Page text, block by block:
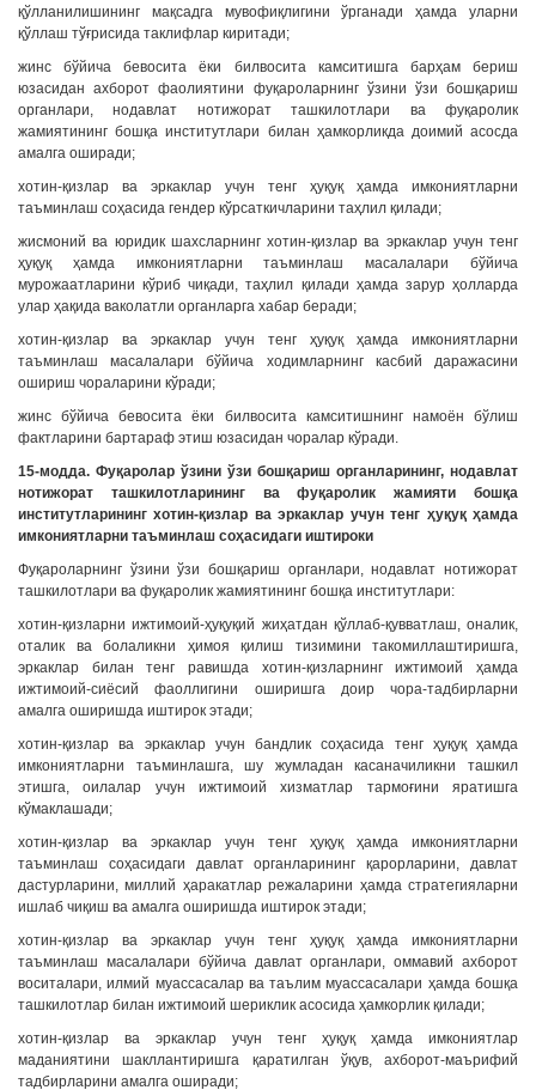
қўлланилишининг мақсадга мувофиқлигини ўрганади ҳамда уларни
қўллаш тўғрисида таклифлар киритади;
жинс бўйича бевосита ёки билвосита камситишга барҳам бериш
юзасидан ахборот фаолиятини фуқароларнинг ўзини ўзи бошқариш
органлари, нодавлат нотижорат ташкилотлари ва фуқаролик
жамиятининг бошқа институтлари билан ҳамкорликда доимий асосда
амалга оширади;
хотин-қизлар ва эркаклар учун тенг ҳуқуқ ҳамда имкониятларни
таъминлаш соҳасида гендер кўрсаткичларини таҳлил қилади;
жисмоний ва юридик шахсларнинг хотин-қизлар ва эркаклар учун тенг
ҳуқуқ ҳамда имкониятларни таъминлаш масалалари бўйича
мурожаатларини кўриб чиқади, таҳлил қилади ҳамда зарур ҳолларда
улар ҳақида ваколатли органларга хабар беради;
хотин-қизлар ва эркаклар учун тенг ҳуқуқ ҳамда имкониятларни
таъминлаш масалалари бўйича ходимларнинг касбий даражасини
ошириш чораларини кўради;
жинс бўйича бевосита ёки билвосита камситишнинг намоён бўлиш
фактларини бартараф этиш юзасидан чоралар кўради.
15-модда. Фуқаролар ўзини ўзи бошқариш органларининг, нодавлат
нотижорат ташкилотларининг ва фуқаролик жамияти бошқа
институтларининг хотин-қизлар ва эркаклар учун тенг ҳуқуқ ҳамда
имкониятларни таъминлаш соҳасидаги иштироки
Фуқароларнинг ўзини ўзи бошқариш органлари, нодавлат нотижорат
ташкилотлари ва фуқаролик жамиятининг бошқа институтлари:
хотин-қизларни ижтимоий-ҳуқуқий жиҳатдан қўллаб-қувватлаш, оналик,
оталик ва болаликни ҳимоя қилиш тизимини такомиллаштиришга,
эркаклар билан тенг равишда хотин-қизларнинг ижтимоий ҳамда
ижтимоий-сиёсий фаоллигини оширишга доир чора-тадбирларни
амалга оширишда иштирок этади;
хотин-қизлар ва эркаклар учун бандлик соҳасида тенг ҳуқуқ ҳамда
имкониятларни таъминлашга, шу жумладан касаначиликни ташкил
этишга, оилалар учун ижтимоий хизматлар тармоғини яратишга
кўмаклашади;
хотин-қизлар ва эркаклар учун тенг ҳуқуқ ҳамда имкониятларни
таъминлаш соҳасидаги давлат органларининг қарорларини, давлат
дастурларини, миллий ҳаракатлар режаларини ҳамда стратегияларни
ишлаб чиқиш ва амалга оширишда иштирок этади;
хотин-қизлар ва эркаклар учун тенг ҳуқуқ ҳамда имкониятларни
таъминлаш масалалари бўйича давлат органлари, оммавий ахборот
воситалари, илмий муассасалар ва таълим муассасалари ҳамда бошқа
ташкилотлар билан ижтимоий шериклик асосида ҳамкорлик қилади;
хотин-қизлар ва эркаклар учун тенг ҳуқуқ ҳамда имкониятлар
маданиятини шакллантиришга қаратилган ўқув, ахборот-маърифий
тадбирларини амалга оширади;